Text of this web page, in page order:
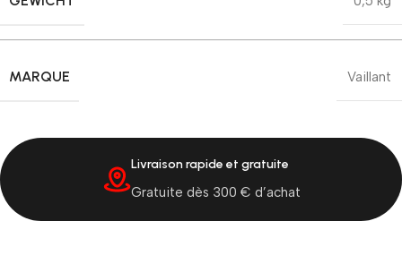
MARQUE Vaillant
Livraison rapide et gratuite
Gratuite dès 300 € d’achat